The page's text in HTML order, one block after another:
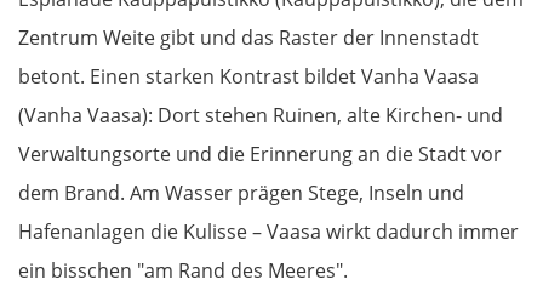
Zentrum Weite gibt und das Raster der Innenstadt
betont. Einen starken Kontrast bildet Vanha Vaasa
(Vanha Vaasa): Dort stehen Ruinen, alte Kirchen- und
Verwaltungsorte und die Erinnerung an die Stadt vor
dem Brand. Am Wasser prägen Stege, Inseln und
Hafenanlagen die Kulisse – Vaasa wirkt dadurch immer
ein bisschen "am Rand des Meeres".